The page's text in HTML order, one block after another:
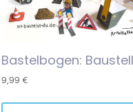
Bastelbogen:
9,99€